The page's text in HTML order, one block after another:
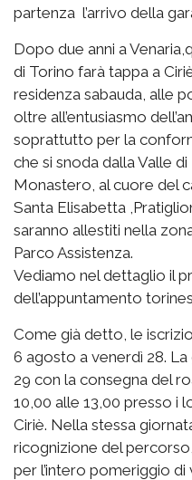
partenza l’arrivo della
Dopo due anni a
di Torino farà tappa a
residenza sabauda, alle
oltre all’entusiasmo
soprattutto per la
che si snoda dalla Valle
Monastero, al cuore del
Santa Elisabetta
saranno allestiti nella
Parco Assistenza.
Vediamo nel dettaglio il
dell’appuntamento
Come già detto, le
6 agosto a venerdì 28.
29 con la consegna del
10,00 alle 13,00 presso i
Ciriè. Nella stessa
ricognizione del
per l’intero pomeriggio